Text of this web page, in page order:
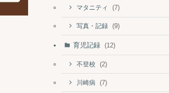
マタニティ (7)
写真・記録 (9)
育児記録 (12)
不登校 (2)
川崎病 (7)